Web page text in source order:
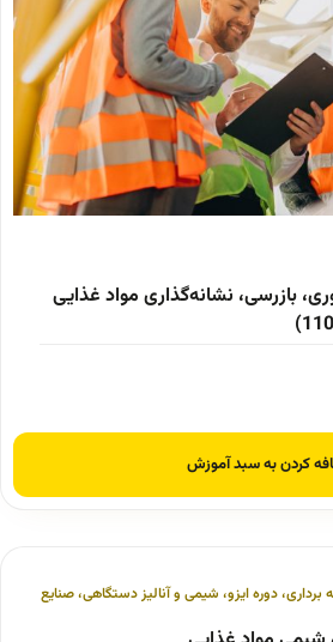
بازرسی، نشانه‌گذاری مواد غذایی
کردن به سبد آموزش
برداری،دوره ایزو، شیمی و آنالیز دستگاهی،صنایع غذایی